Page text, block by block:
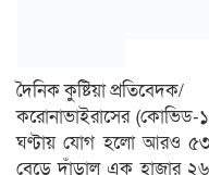
দৈনিক কুষ্টিয়া প্রতিবেদক/
করোনাভাইরাসের
ঘণ্টায় যোগ হলো আরও ৫৩
বেড়ে দাঁড়াল এক হাজার